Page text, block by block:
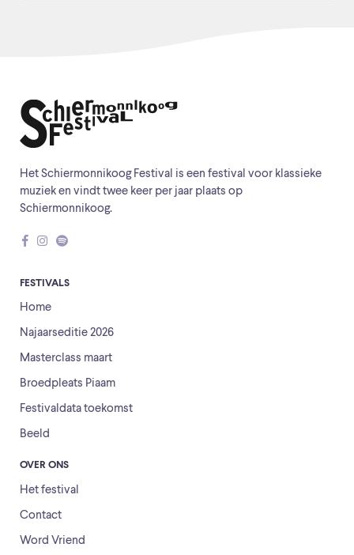
Het Schiermonnikoog Festival is een festival voor klassieke
muziek en vindt twee keer per jaar plaats op
Schiermonnikoog.
FESTIVALS
Home
Najaarseditie 2026
Masterclass maart
Broedpleats Piaam
Festivaldata toekomst
Beeld
OVER ONS
Het festival
Contact
Word Vriend